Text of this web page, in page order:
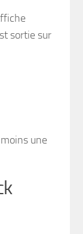
sortie sur
une